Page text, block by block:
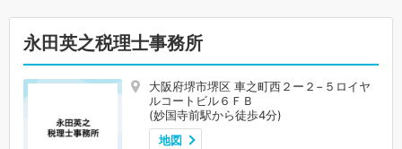
永田英之税理士事務所
大阪府堺市堺区 車之町西２ー２−５ロイヤ
ルコートビル６ＦＢ
(妙国寺前駅から徒歩4分)
地図